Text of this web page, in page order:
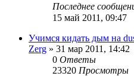
Последнее
15 май 2011, 09:47
Учимся кидать дым на
Zerg » 31 мар 2011, 14:42
0 Ответы
23320 Просмотры